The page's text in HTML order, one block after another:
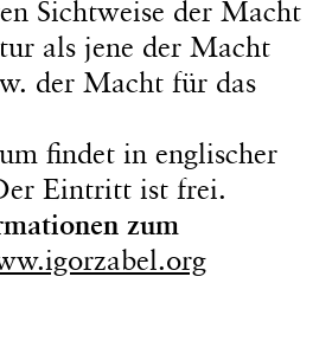
Sichtweise der Macht
als jene der Macht
der Macht für das
findet in englischer
Eintritt ist frei.
zum